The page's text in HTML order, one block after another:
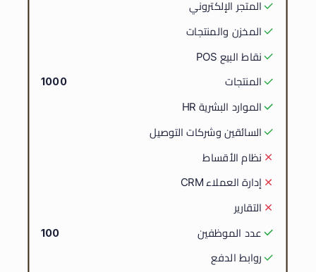
المتجر الإلكتروني
المخزن والمنتجات
نقاط البيع POS
المنتجات 1000
الموارد البشرية HR
السائقين وشركات التوصيل
نظام الأقساط
إدارة العملاء CRM
التقارير
عدد الموظفين 100
روابط الدفع